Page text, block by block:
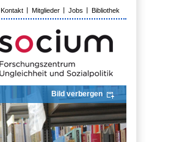
Kontakt Mitglieder Jobs Bibliothek
Bild verbergen